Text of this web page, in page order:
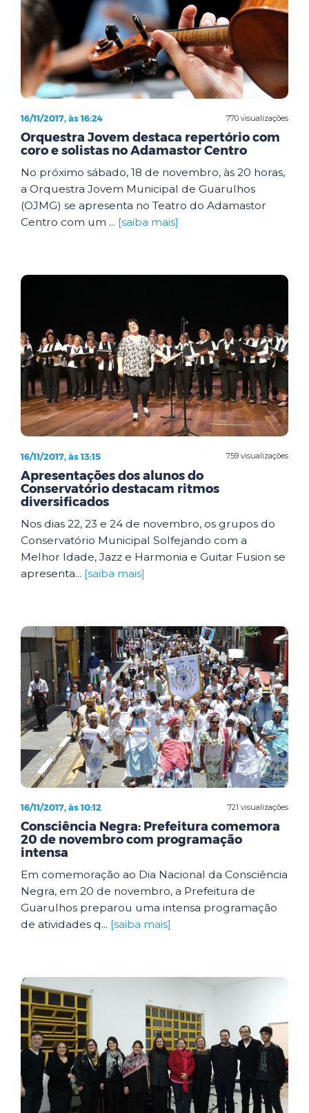
770 visualizações
16/11/2017, às 16:24
Orquestra Jovem destaca repertório com
coro e solistas no Adamastor Centro
No próximo sábado, 18 de novembro, às 20 horas,
a Orquestra Jovem Municipal de Guarulhos
(OJMG) se apresenta no Teatro do Adamastor
Centro com um ... [saiba mais]
759 visualizações
16/11/2017, às 13:15
Apresentações dos alunos do
Conservatório destacam ritmos
diversificados
Nos dias 22, 23 e 24 de novembro, os grupos do
Conservatório Municipal Solfejando com a
Melhor Idade, Jazz e Harmonia e Guitar Fusion se
apresenta... [saiba mais]
721 visualizações
16/11/2017, às 10:12
Consciência Negra: Prefeitura comemora
20 de novembro com programação
intensa
Em comemoração ao Dia Nacional da Consciência
Negra, em 20 de novembro, a Prefeitura de
Guarulhos preparou uma intensa programação
de atividades q... [saiba mais]